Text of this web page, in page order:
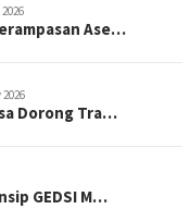
Ase…
2026
Dorong Tra…
GEDSI M…